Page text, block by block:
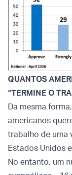
QUANTOS
“TERMINE O
Da mesma
americanos
trabalho de uma
Estados Unidos
No entanto, um